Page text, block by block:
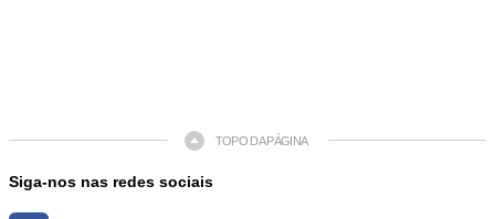
TOPO DA PÁGINA
Siga-nos nas redes sociais